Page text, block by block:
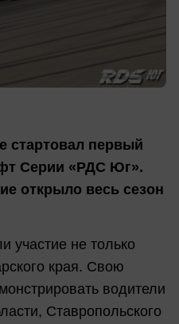
стартовал первый
Серии «РДС Юг».
открыло весь сезон
участие не только
края. Свою
водители
Ставропольского